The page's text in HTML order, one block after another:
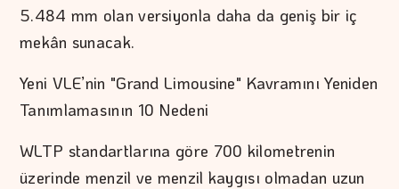
5.484 mm olan versiyonla daha da geniş bir iç
mekân sunacak.
Yeni VLE’nin "Grand Limousine" Kavramını Yeniden
Tanımlamasının 10 Nedeni
WLTP standartlarına göre 700 kilometrenin
üzerinde menzil ve menzil kaygısı olmadan uzun